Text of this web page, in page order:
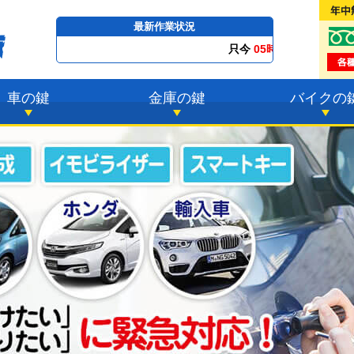
最新作業状況
最短23分で到着！
車の鍵 金庫の鍵 バイクの